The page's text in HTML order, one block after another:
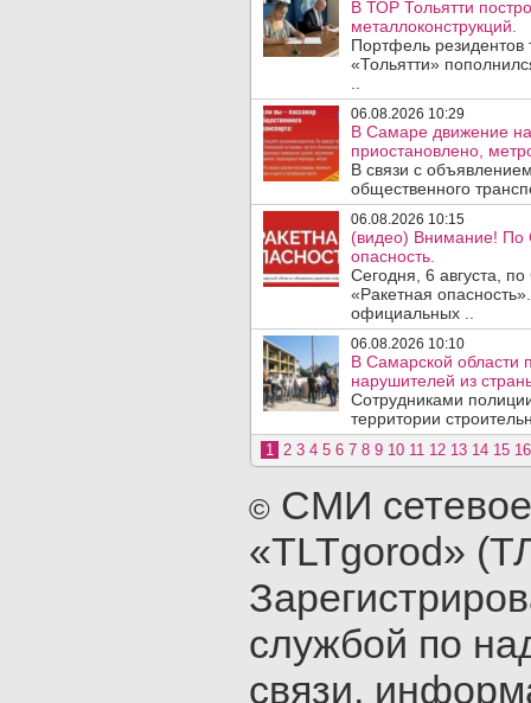
В ТОР Тольятти
металлоконструкций.
Портфель
«Тольятти»
06.08.2026 10:29
В Самаре движение
приостановлено,
В связи с
общественного
06.08.2026 10:15
(видео) Внимание! По
опасность.
Сегодня, 6 августа,
«Ракетная
официальных ..
06.08.2026 10:10
В Самарской области
нарушителей из
Сотрудниками
территории
1 2 3 4 5 6 7 8 9 10 11 12 13 14 15 16
© СМИ
«TLTgorod»
службой по
связи,